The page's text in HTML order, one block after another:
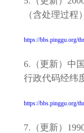
（含处理过程）
https://bbs.pinggu.org/
6.（更新）中
行政代码经纬
https://bbs.pinggu.org/
7.（更新）